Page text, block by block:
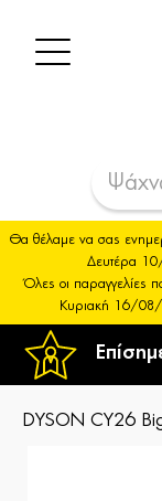
Θα θέλαμε να σας
Δευτέρα
Όλες οι
Κυριακή 16/08/
DYSON CY26